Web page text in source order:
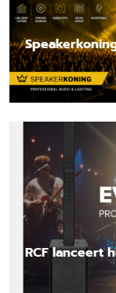
RCF lanceert